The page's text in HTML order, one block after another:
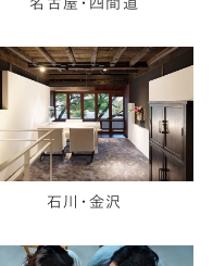
石川・金沢